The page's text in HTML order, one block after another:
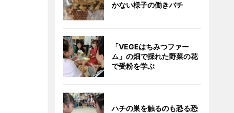
かない様子の働きバチ
「VEGEはちみつファー
ム」の畑で採れた野菜の花
で受粉を学ぶ
ハチの巣を触るのも恐る恐